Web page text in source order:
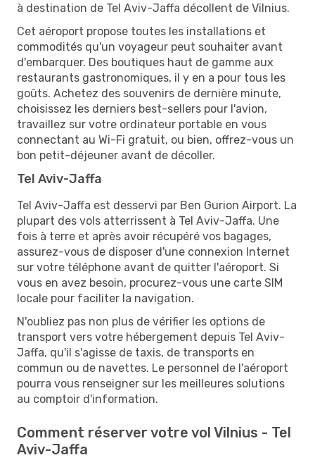
à destination de Tel Aviv-Jaffa décollent de Vilnius.
Cet aéroport propose toutes les installations et
commodités qu'un voyageur peut souhaiter avant
d'embarquer. Des boutiques haut de gamme aux
restaurants gastronomiques, il y en a pour tous les
goûts. Achetez des souvenirs de dernière minute,
choisissez les derniers best-sellers pour l'avion,
travaillez sur votre ordinateur portable en vous
connectant au Wi-Fi gratuit, ou bien, offrez-vous un
bon petit-déjeuner avant de décoller.
Tel Aviv-Jaffa
Tel Aviv-Jaffa est desservi par Ben Gurion Airport. La
plupart des vols atterrissent à Tel Aviv-Jaffa. Une
fois à terre et après avoir récupéré vos bagages,
assurez-vous de disposer d'une connexion Internet
sur votre téléphone avant de quitter l'aéroport. Si
vous en avez besoin, procurez-vous une carte SIM
locale pour faciliter la navigation.
N'oubliez pas non plus de vérifier les options de
transport vers votre hébergement depuis Tel Aviv-
Jaffa, qu'il s'agisse de taxis, de transports en
commun ou de navettes. Le personnel de l'aéroport
pourra vous renseigner sur les meilleures solutions
au comptoir d'information.
Comment réserver votre vol Vilnius - Tel
Aviv-Jaffa